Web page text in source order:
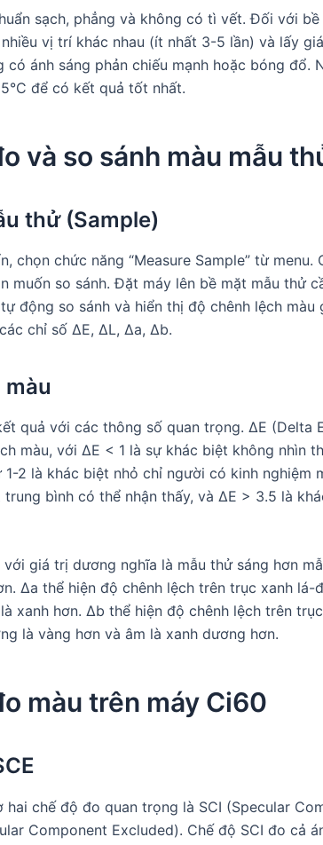
sạch, phẳng và không có tì vết. Đối với
vị trí khác nhau (ít nhất 3-5 lần) và lấy
có ánh sáng phản chiếu mạnh hoặc bóng đổ.
để có kết quả tốt nhất.
và so sánh màu mẫu
thử (Sample)
chọn chức năng “Measure Sample” từ menu.
muốn so sánh. Đặt máy lên bề mặt mẫu thử
động so sánh và hiển thị độ chênh lệch màu
chỉ số ΔE, ΔL, Δa, Δb.
màu
quả với các thông số quan trọng. ΔE (Delta
màu, với ΔE < 1 là sự khác biệt không nhìn
2 là khác biệt nhỏ chỉ người có kinh nghiệm
bình có thể nhận thấy, và ΔE > 3.5 là
giá trị dương nghĩa là mẫu thử sáng hơn
Δa thể hiện độ chênh lệch trên trục xanh lá-
xanh hơn. Δb thể hiện độ chênh lệch trên
là vàng hơn và âm là xanh dương hơn.
màu trên máy Ci60
chế độ đo quan trọng là SCI (Specular
Component Excluded). Chế độ SCI đo cả